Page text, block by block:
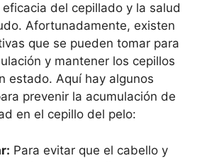
del cepillado y la salud
Afortunadamente, existen
que se pueden tomar para
y mantener los cepillos
estado. Aquí hay algunos
prevenir la acumulación de
en el cepillo del pelo:
Para evitar que el cabello y